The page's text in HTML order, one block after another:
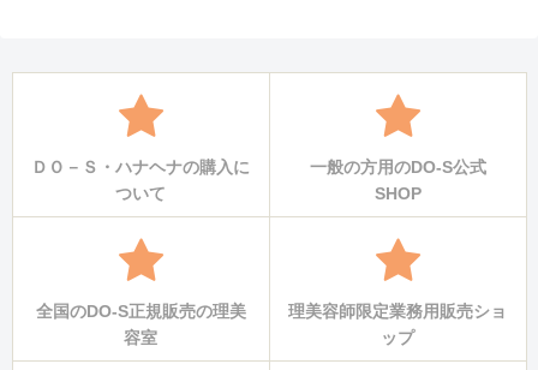
ＤＯ－Ｓ・ハナヘナの購入に
ついて
一般の方用のDO-S公式
SHOP
全国のDO-S正規販売の理美
容室
理美容師限定業務用販売ショ
ップ